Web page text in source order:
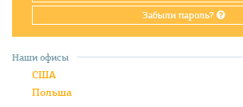
Забыли пароль?
Наши офисы
США
Польша